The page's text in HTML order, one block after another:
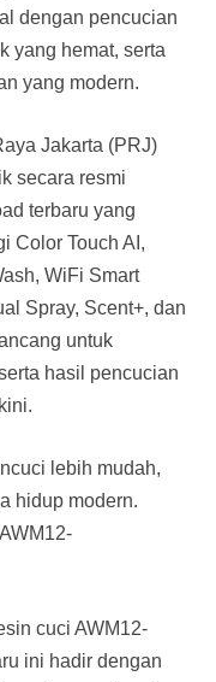
dengan pencucian
yang hemat, serta
yang modern.
Jakarta (PRJ)
secara resmi
terbaru yang
Color Touch AI,
WiFi Smart
Spray, Scent+, dan
untuk
hasil pencucian
lebih mudah,
hidup modern.
cuci AWM12-
ini hadir dengan